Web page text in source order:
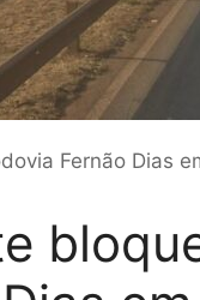
Fernão Dias